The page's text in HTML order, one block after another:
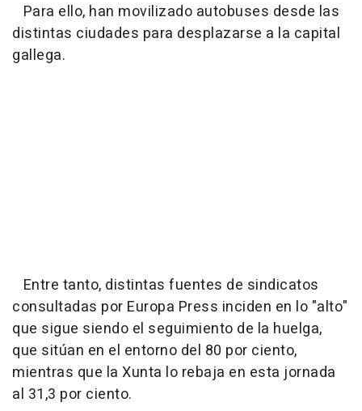
Para ello, han movilizado autobuses desde las
distintas ciudades para desplazarse a la capital
gallega.
Entre tanto, distintas fuentes de sindicatos
consultadas por Europa Press inciden en lo "alto"
que sigue siendo el seguimiento de la huelga,
que sitúan en el entorno del 80 por ciento,
mientras que la Xunta lo rebaja en esta jornada
al 31,3 por ciento.